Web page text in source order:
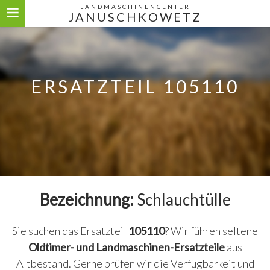
LANDMASCHINENCENTER
JANUSCHKOWETZ
ERSATZTEIL 105110
Bezeichnung: Schlauchtülle
Sie suchen das Ersatzteil 105110? Wir führen seltene
Oldtimer- und Landmaschinen-Ersatzteileaus
Altbestand. Gerne prüfen wir die Verfügbarkeit und